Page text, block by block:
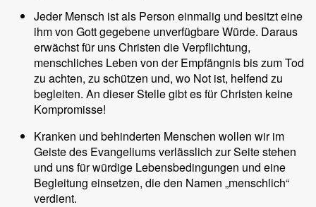
Jeder Mensch ist als Person einmalig und besitzt eine
ihm von Gott gegebene unverfügbare Würde. Daraus
erwächst für uns Christen die Verpflichtung,
menschliches Leben von der Empfängnis bis zum Tod
zu achten, zu schützen und, wo Not ist, helfend zu
begleiten. An dieser Stelle gibt es für Christen keine
Kompromisse!
Kranken und behinderten Menschen wollen wir im
Geiste des Evangeliums verlässlich zur Seite stehen
und uns für würdige Lebensbedingungen und eine
Begleitung einsetzen, die den Namen „menschlich“
verdient.